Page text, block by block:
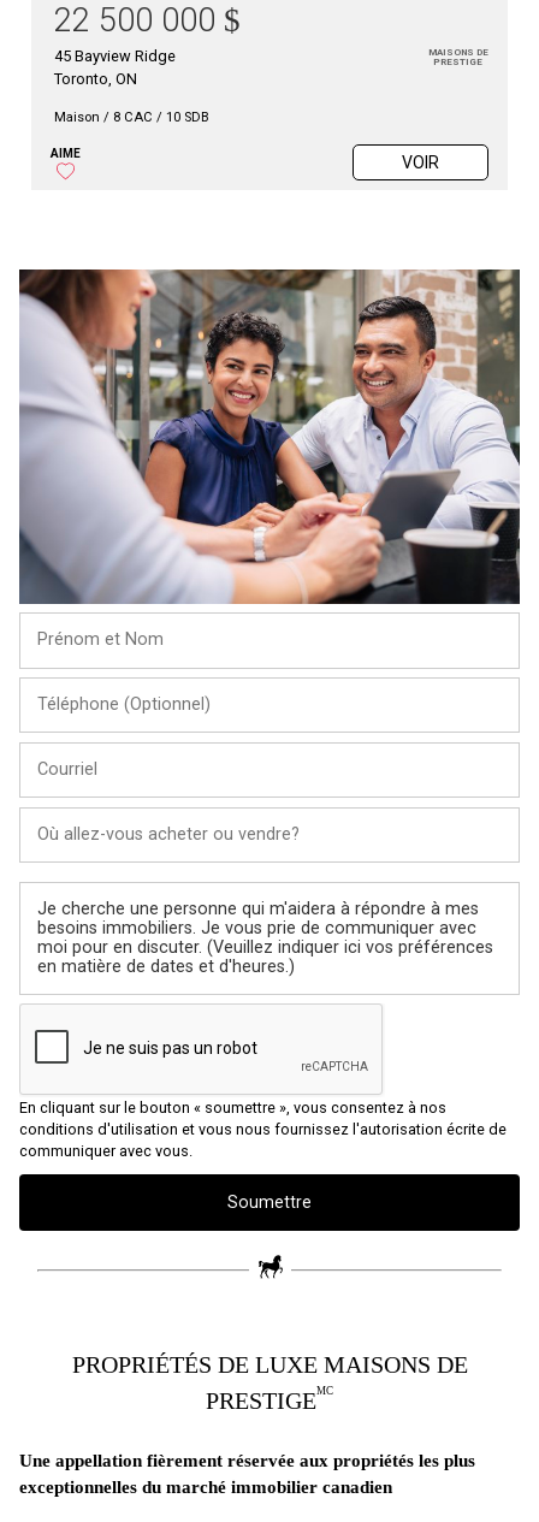
22 500 000 $
45 Bayview Ridge
Toronto, ON
MAISONS DE
PRESTIGE
Maison / 8 CAC / 10 SDB
AIME VOIR
Nom
(Optionnel)
Message
En cliquant sur le bouton « soumettre », vous consentez à nos
conditions d'utilisation et vous nous fournissez l'autorisation écrite de
communiquer avec vous.
PROPRIÉTÉS DE LUXE MAISONS DE
PRESTIGEMC
Une appellation fièrement réservée aux propriétés les plus
exceptionnelles du marché immobilier canadien